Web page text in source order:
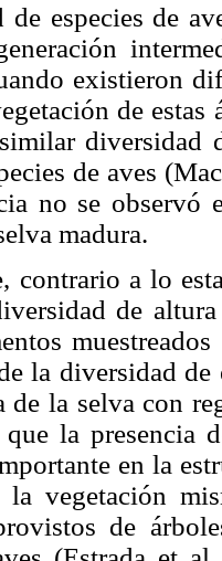
especies de
existieron
de estas
diversidad
de aves
no se observó
madura.
contrario a lo
de
la diversidad de
de la selva con
la presencia
en la
la vegetación
de